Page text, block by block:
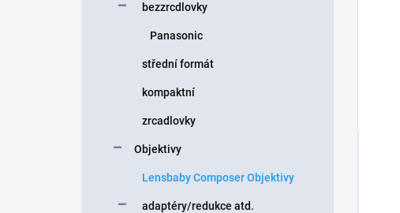
bezzrcdlovky
Panasonic
střední formát
kompaktní
zrcadlovky
Objektivy
Lensbaby Composer Objektivy
adaptéry/redukce atd.